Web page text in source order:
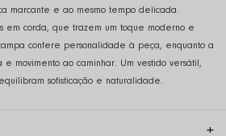
marcante e ao mesmo tempo delicada.
em corda, que trazem um toque moderno e
confere personalidade à peça, enquanto a
movimento ao caminhar. Um vestido versátil,
sofisticação e naturalidade.